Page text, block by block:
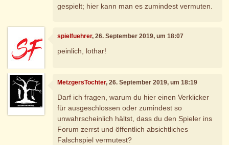
gespielt; hier kann man es zumindest vermuten.
spielfuehrer, 26. September 2019, um 18:07
peinlich, lothar!
MetzgersTochter, 26. September 2019, um 18:19
Darf ich fragen, warum du hier einen Verklicker
für ausgeschlossen oder zumindest so
unwahrscheinlich hältst, dass du den Spieler ins
Forum zerrst und öffentlich absichtliches
Falschspiel vermutest?